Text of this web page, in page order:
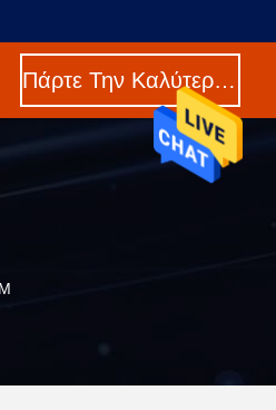
Πάρτε Την Καλύτερη Τιμή